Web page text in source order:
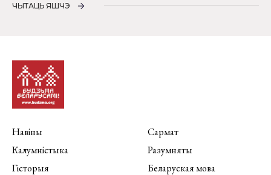
ЧЫТАЦЬ ЯШЧЭ
Навіны
Калумністыка
Гісторыя
Сармат
Разумняты
Беларуская мова